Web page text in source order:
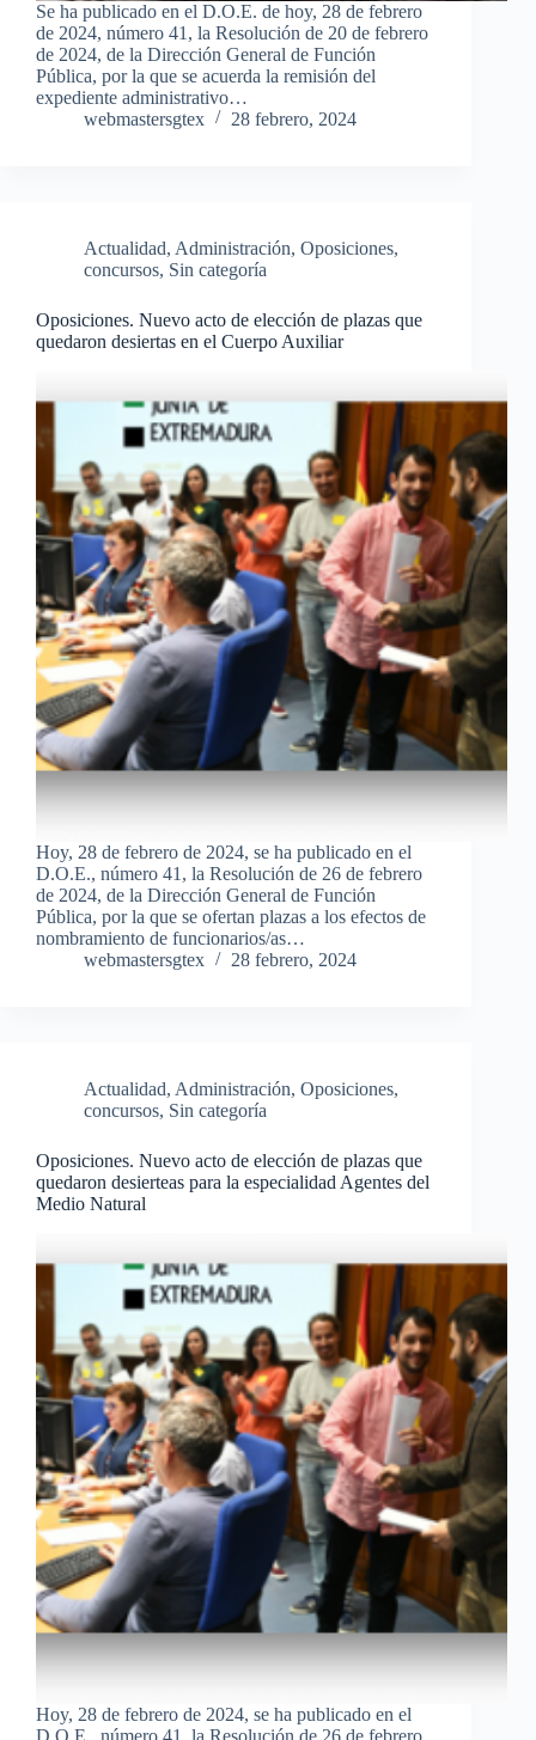
Se ha publicado en el D.O.E. de hoy, 28 de febrero
de 2024, número 41, la Resolución de 20 de febrero
de 2024, de la Dirección General de Función
Pública, por la que se acuerda la remisión del
expediente administrativo…
webmastersgtex
28 febrero, 2024
Actualidad, Administración, Oposiciones,
concursos, Sin categoría
Oposiciones. Nuevo acto de elección de plazas que
quedaron desiertas en el Cuerpo Auxiliar
Hoy, 28 de febrero de 2024, se ha publicado en el
D.O.E., número 41, la Resolución de 26 de febrero
de 2024, de la Dirección General de Función
Pública, por la que se ofertan plazas a los efectos de
nombramiento de funcionarios/as…
webmastersgtex
28 febrero, 2024
Actualidad, Administración, Oposiciones,
concursos, Sin categoría
Oposiciones. Nuevo acto de elección de plazas que
quedaron desierteas para la especialidad Agentes del
Medio Natural
Hoy, 28 de febrero de 2024, se ha publicado en el